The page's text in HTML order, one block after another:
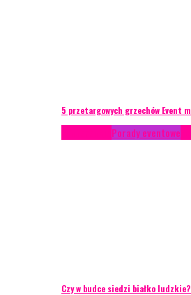
5 przetargowych grzechów Event
Porady eventowe
Czy w budce siedzi białko